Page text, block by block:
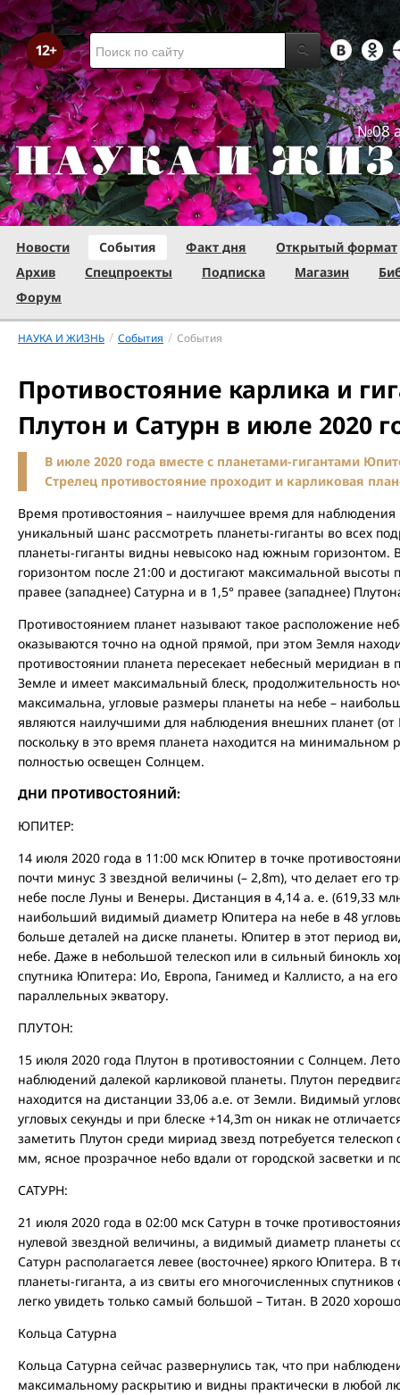
№08
Новости События Факт дня
Открытый формат
Архив
Спецпроекты Подписка Магазин
Форум
НАУКА И ЖИЗНЬ / События / События
Противостояние карлика и
Плутон и Сатурн в июле 2020
В июле 2020 года вместе с планетами-гигантами
Стрелец противостояние проходит и карликовая
Время противостояния – наилучшее время для наблюдения
уникальный шанс рассмотреть планеты-гиганты во всех
планеты-гиганты видны невысоко над южным горизонтом.
горизонтом после 21:00 и достигают максимальной высоты
правее (западнее) Сатурна и в 1,5° правее (западнее)
Противостоянием планет называют такое расположение
оказываются точно на одной прямой, при этом Земля
противостоянии планета пересекает небесный меридиан в
Земле и имеет максимальный блеск, продолжительность
максимальна, угловые размеры планеты на небе –
являются наилучшими для наблюдения внешних планет (от
поскольку в это время планета находится на минимальном
полностью освещен Солнцем.
ДНИ ПРОТИВОСТОЯНИЙ:
ЮПИТЕР:
14 июля 2020 года в 11:00 мск Юпитер в точке
почти минус 3 звездной величины (– 2,8m), что делает его
небе после Луны и Венеры. Дистанция в 4,14 а. е. (619,33
наибольший видимый диаметр Юпитера на небе в 48
больше деталей на диске планеты. Юпитер в этот период
небе. Даже в небольшой телескоп или в сильный бинокль
спутника Юпитера: Ио, Европа, Ганимед и Каллисто, а на
параллельных экватору.
ПЛУТОН:
15 июля 2020 года Плутон в противостоянии с Солнцем.
наблюдений далекой карликовой планеты. Плутон
находится на дистанции 33,06 а.е. от Земли. Видимый
угловых секунды и при блеске +14,3m он никак не
заметить Плутон среди мириад звезд потребуется
мм, ясное прозрачное небо вдали от городской засветки и
САТУРН:
21 июля 2020 года в 02:00 мск Сатурн в точке
нулевой звездной величины, а видимый диаметр планеты
Сатурн располагается левее (восточнее) яркого Юпитера. В
планеты-гиганта, а из свиты его многочисленных
легко увидеть только самый большой – Титан. В 2020
Кольца Сатурна
Кольца Сатурна сейчас развернулись так, что при
максимальному раскрытию и видны практически в любой